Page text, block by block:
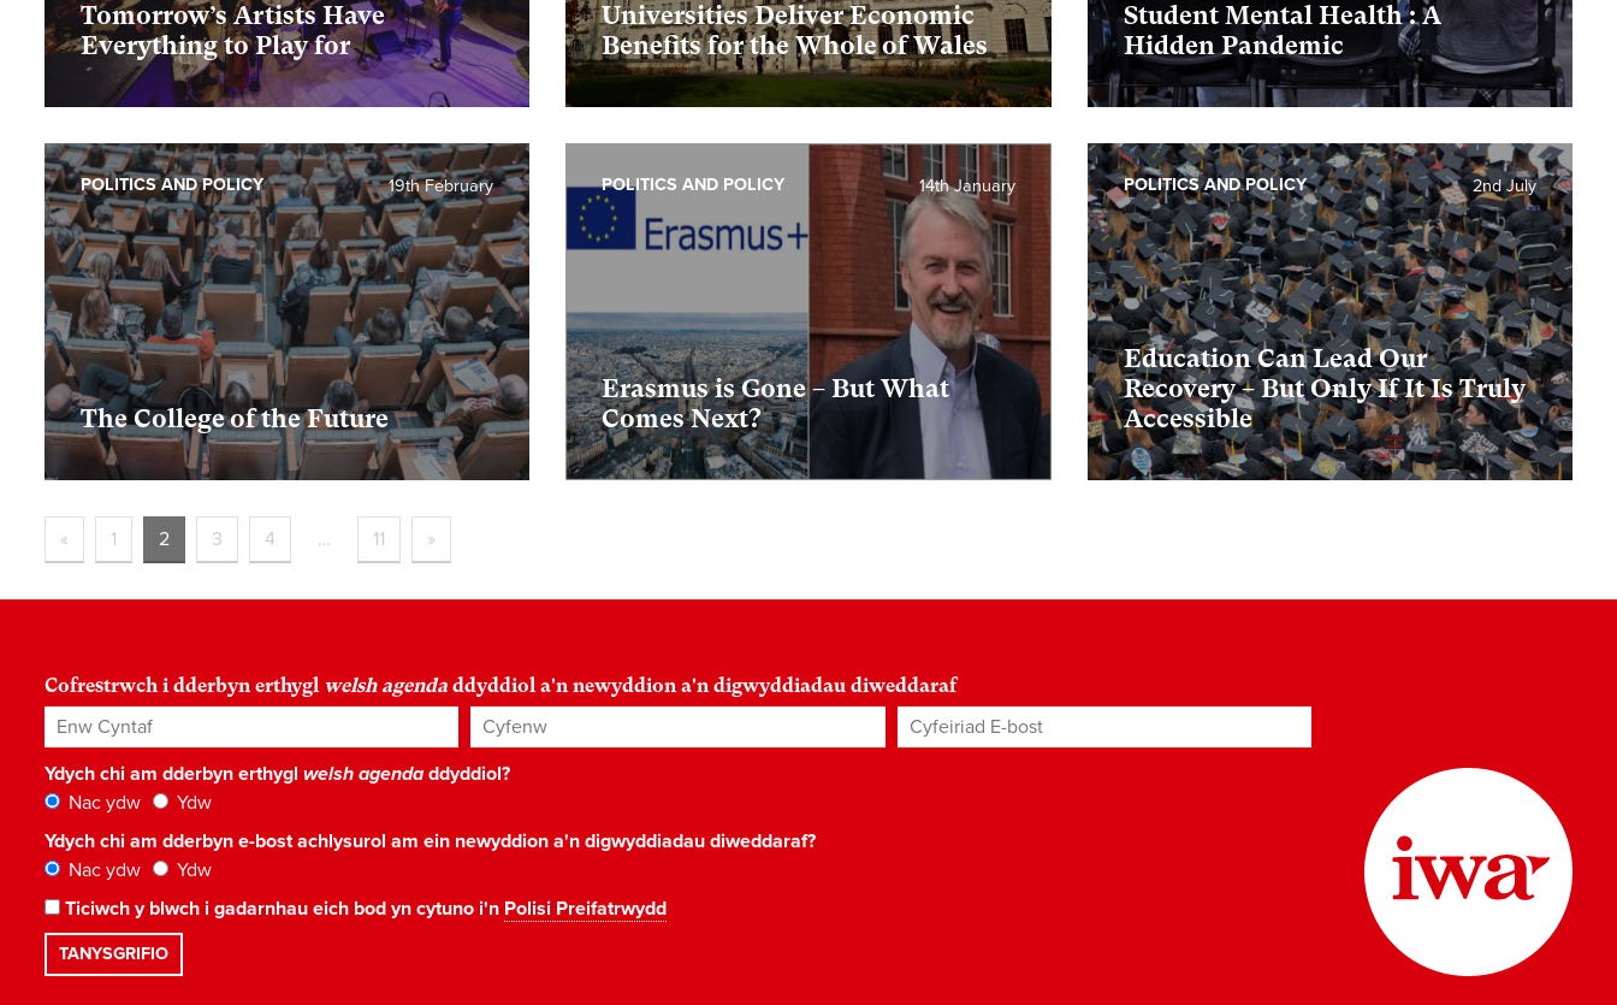
Tomorrow’s Artists Have
Everything to Play for
Universities Deliver Economic
Benefits for the Whole of Wales
Student Mental Health : A
Hidden Pandemic
The College of the Future
19th February
POLITICS AND POLICY
Erasmus is Gone – But What
Comes Next?
14th January
POLITICS AND POLICY
Education Can Lead Our
Recovery – But Only If It Is Truly
Accessible
2nd July
POLITICS AND POLICY
« 1 2 3 4 … 11 »
Cofrestrwch i dderbyn erthygl welsh agenda ddyddiol a'n newyddion a'n digwyddiadau diweddaraf
Enw Cyntaf Cyfenw Cyfeiriad E-bost*
Ydych chi am dderbyn erthygl welsh agendaddyddiol?
Nac ydw
Ydw
Ydych chi am dderbyn e-bost achlysurol am ein newyddion a'n digwyddiadau diweddaraf?
Nac ydw
Ydw
Ticiwch y blwch i gadarnhau eich bod yn cytuno i'n Polisi Preifatrwydd